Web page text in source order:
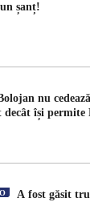
șanț!
nu
decât își permite
A fost găsit